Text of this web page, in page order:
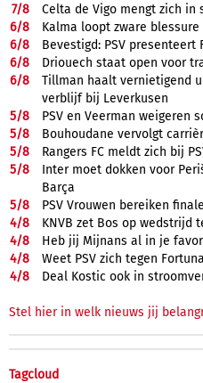
7/8
Celta de Vigo mengt zich in
6/8
Kalma loopt zware
6/8
Bevestigd: PSV presenteert
6/8
Driouech staat open voor
6/8
Tillman haalt vernietigend
verblijf bij Leverkusen
5/8
PSV en Veerman weigeren
5/8
Bouhoudane vervolgt
5/8
Rangers FC meldt zich bij
5/8
Inter moet dokken voor
Barça
5/8
PSV Vrouwen bereiken
4/8
KNVB zet Bos op wedstrijd
4/8
Heb jij Mijnans al in je
4/8
Weet PSV zich tegen
4/8 Deal Kostic ook in
Stel hier in welk nieuws jij
Tagcloud